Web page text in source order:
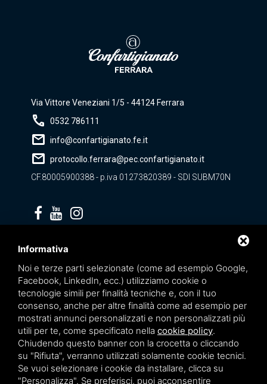
Via Vittore Veneziani 1/5 - 44124 Ferrara
call 0532 786111
mail info@confartigianato.fe.it
mail protocollo.ferrara@pec.confartigianato.it
CF.80005900388 - p.iva 01273820389 - SDI SUBM70N
Informativa
Noi e terze parti selezionate (come ad esempio Google,
Facebook, LinkedIn, ecc.) utilizziamo cookie o
tecnologie simili per finalità tecniche e, con il tuo
consenso, anche per altre finalità come ad esempio per
mostrati annunci personalizzati e non personalizzati più
utili per te, come specificato nella cookie policy.
Chiudendo questo banner con la crocetta o cliccando
su "Rifiuta", verranno utilizzati solamente cookie tecnici.
Se vuoi selezionare i cookie da installare, clicca su
"Personalizza". Se preferisci, puoi acconsentire